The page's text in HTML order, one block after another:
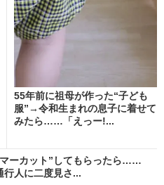
55年前に祖母が作った“子ども
服”→令和生まれの息子に着せて
みたら……「えっー!...
マーカット”してもらったら……
行人に二度見さ...